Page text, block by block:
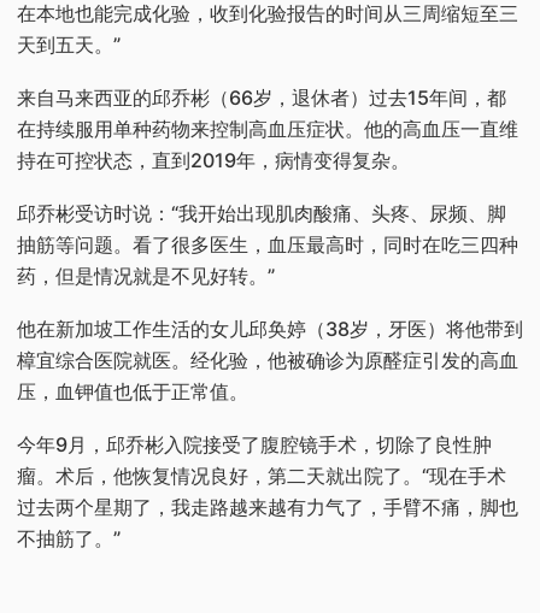
在本地也能完成化验，收到化验报告的时间从三周缩短至三
天到五天。”
来自马来西亚的邱乔彬（66岁，退休者）过去15年间，都
在持续服用单种药物来控制高血压症状。他的高血压一直维
持在可控状态，直到2019年，病情变得复杂。
邱乔彬受访时说：“我开始出现肌肉酸痛、头疼、尿频、脚
抽筋等问题。看了很多医生，血压最高时，同时在吃三四种
药，但是情况就是不见好转。”
他在新加坡工作生活的女儿邱奂婷（38岁，牙医）将他带到
樟宜综合医院就医。经化验，他被确诊为原醛症引发的高血
压，血钾值也低于正常值。
今年9月，邱乔彬入院接受了腹腔镜手术，切除了良性肿
瘤。术后，他恢复情况良好，第二天就出院了。“现在手术
过去两个星期了，我走路越来越有力气了，手臂不痛，脚也
不抽筋了。”